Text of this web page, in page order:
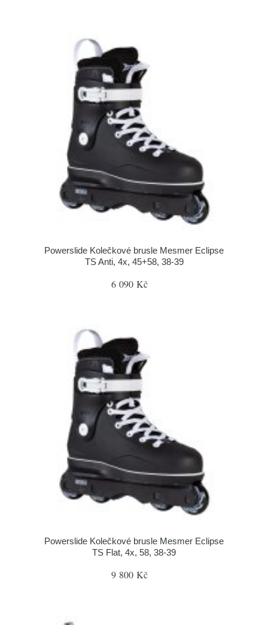
Powerslide Kolečkové brusle Mesmer Eclipse
TS Anti, 4x, 45+58, 38-39
6 090 Kč
Powerslide Kolečkové brusle Mesmer Eclipse
TS Flat, 4x, 58, 38-39
9 800 Kč